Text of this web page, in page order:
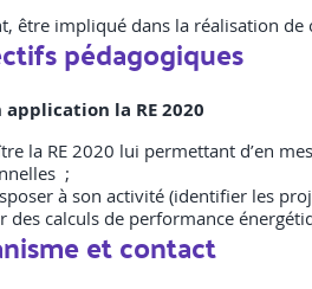
être impliqué dans la réalisation de
pédagogiques
la RE 2020
la RE 2020 lui permettant d’en
;
à son activité (identifier les
des calculs de performance
et contact